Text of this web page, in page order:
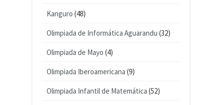
Kanguro (48)
Olimpiada de Informática Aguarandu (32)
Olimpiada de Mayo (4)
Olimpiada Iberoamericana (9)
Olimpiada Infantil de Matemática (52)